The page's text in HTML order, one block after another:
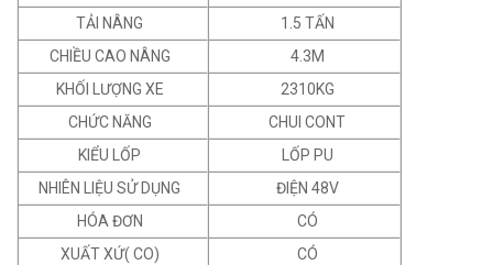
TẢI NÂNG
1.5 TẤN
CHIỀU CAO NÂNG
4.3M
KHỐI LƯỢNG XE
2310KG
CHỨC NĂNG
CHUI CONT
KIỂU LỐP
LỐP PU
NHIÊN LIỆU SỬ DỤNG
ĐIỆN 48V
HÓA ĐƠN
CÓ
XUẤT XỨ( CO)
CÓ